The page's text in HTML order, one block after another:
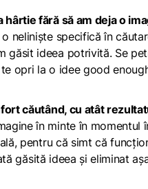
fără să am deja o
neliniște specifică în
găsit ideea potrivită. Se
opri la o ideegood
căutând, cu atât
în minte în momentul
pentru că simt că
găsită ideea și eliminat